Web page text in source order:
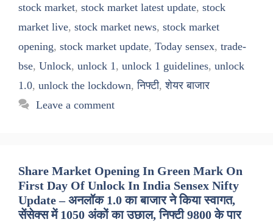
stock market, stock market latest update, stock
market live, stock market news, stock market
opening, stock market update, Today sensex, trade-
bse, Unlock, unlock 1 , unlock 1 guidelines, unlock
1.0, unlock the lockdown,निफ्टी,शेयर बाजार
Leave a comment
Share Market Opening In Green Mark On
First Day Of Unlock In India Sensex Nifty
Update – अनलॉक 1.0 का बाजार ने किया स्वागत,
सेंसेक्स में 1050 अंकों का उछाल, निफ्टी 9800 के पार